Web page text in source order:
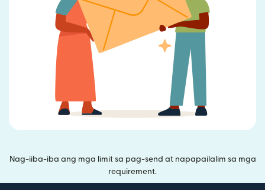
Nag-iiba-iba ang mga limit sa pag-send at napapailalim sa mga
requirement.